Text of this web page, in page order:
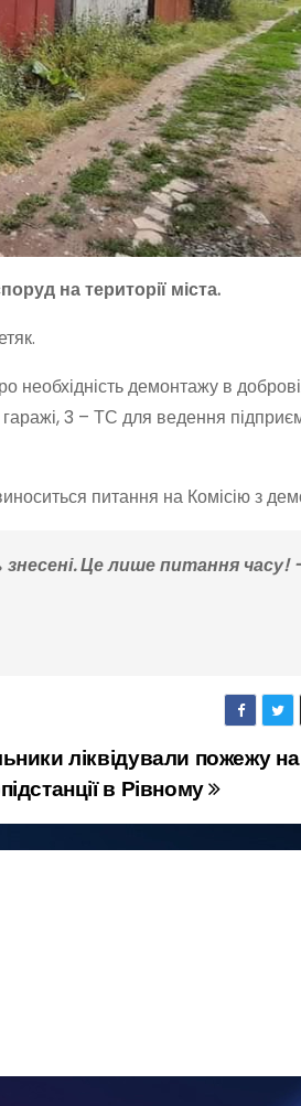
на території міста.
необхідність демонтажу в
3 – ТС для ведення
питання на Комісію з
знесені. Це лише питання
ліквідували пожежу на
в Рівному